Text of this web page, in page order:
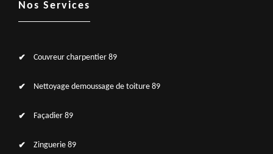
Nos Services
Couvreur charpentier 89
Nettoyage demoussage de toiture 89
Façadier 89
Zinguerie 89